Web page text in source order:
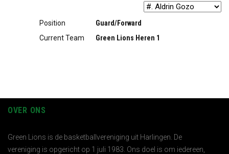
Position
Guard/Forward
Current Team
Green Lions Heren 1
OVER ONS
Green Lions is de basketballvereniging uit Harlingen. De
vereniging is opgericht op 1 juli 1983. Ons doel is om iedereen,